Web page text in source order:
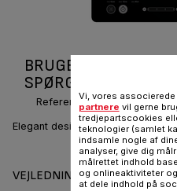
SPØRGSMÅL INDH
Reference :IH210801
Elegant design for nem
VEJLEDNINGER OG GARANTI
Vi, vores
partnere vil gerne
tredjepartscookies
teknologier (samlet
indsamle nogle af
analyser, give dig
målrettet indhold
og onlineaktiviteter
at dele indhold på